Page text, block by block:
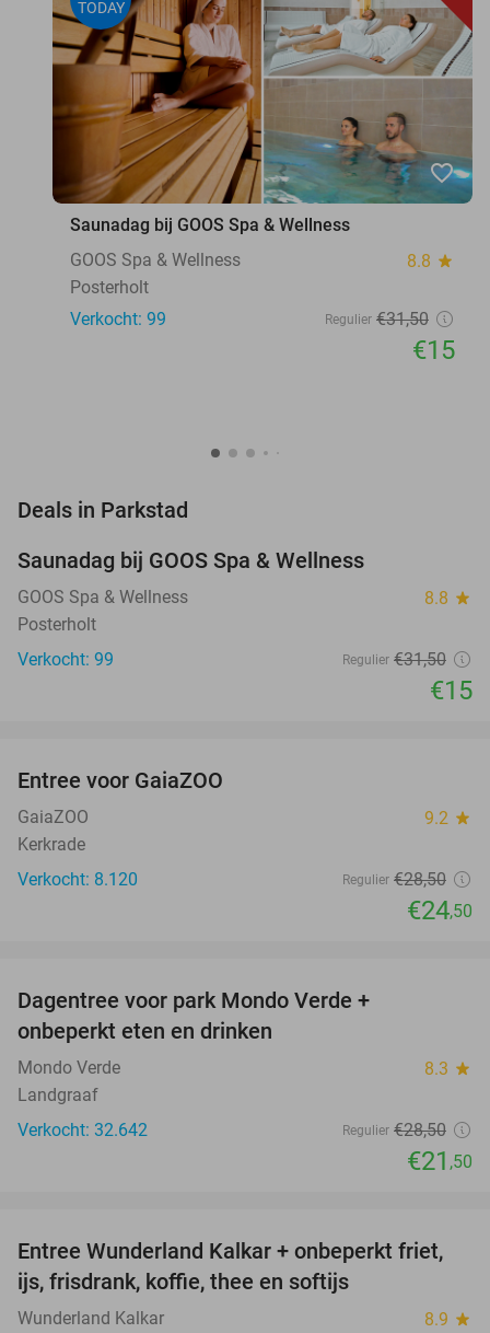
TODAY
favorite_border
Saunadag bij GOOS Spa & Wellness
GOOS Spa & Wellness
8.8 star
Posterholt
Verkocht: 99
Regulier €31,50
€15
Deals in Parkstad
TODAY
Saunadag bij GOOS Spa & Wellness
GOOS Spa & Wellness 8.8 star
Posterholt
Verkocht: 99
Regulier €31,50
€15
Entree voor GaiaZOO
GaiaZOO 9.2 star
Kerkrade
Verkocht: 8.120
Regulier €28,50
€24,50
Dagentree voor park Mondo Verde +
onbeperkt eten en drinken
Mondo Verde 8.3 star
Landgraaf
Verkocht: 32.642
Regulier €28,50
€21 ,50
32%
Entree Wunderland Kalkar + onbeperkt friet,
ijs, frisdrank, koffie, thee en softijs
Wunderland Kalkar 8.9 star